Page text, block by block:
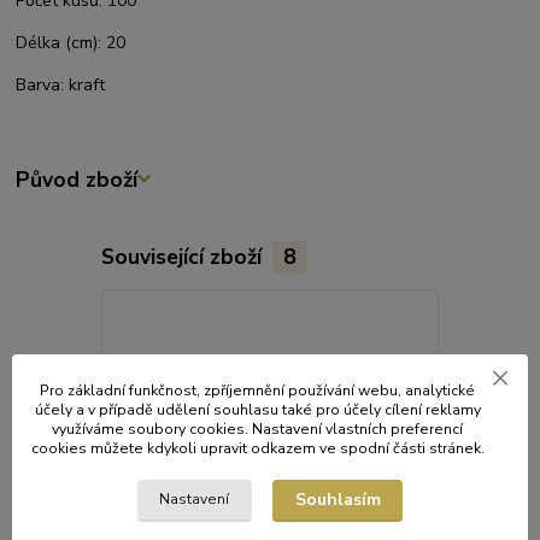
Délka (cm): 20
Barva: kraft
Původ zboží
Související zboží 8
Pro základní funkčnost, zpříjemnění používání webu, analytické
účely a v případě udělení souhlasu také pro účely cílení reklamy
využíváme soubory cookies. Nastavení vlastních preferencí
cookies můžete kdykoli upravit odkazem ve spodní části stránek.
Nastavení Souhlasím